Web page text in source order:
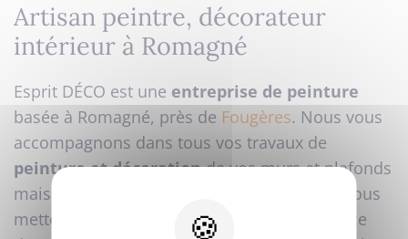
Artisan peintre, décorateur
intérieur à Romagné
Esprit DÉCO est une entreprise de peinture
basée à Romagné, près de Fougères. Nous vous
accompagnons dans tous vos travaux de
peinture et décorationde vos murs et plafonds
mais aussi la pose de revêtements au sol. Nous
mettons notre savoir-faire artisanal au service